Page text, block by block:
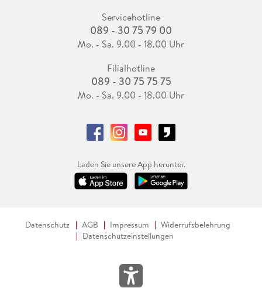
Servicehotline
089 - 30 75 79 00
Mo. - Sa. 9.00 - 18.00 Uhr
Filialhotline
089 - 30 75 75 75
Mo. - Sa. 9.00 - 18.00 Uhr
Laden Sie unsere App herunter.
Datenschutz AGB Impressum
Widerrufsbelehrung
Datenschutzeinstellungen